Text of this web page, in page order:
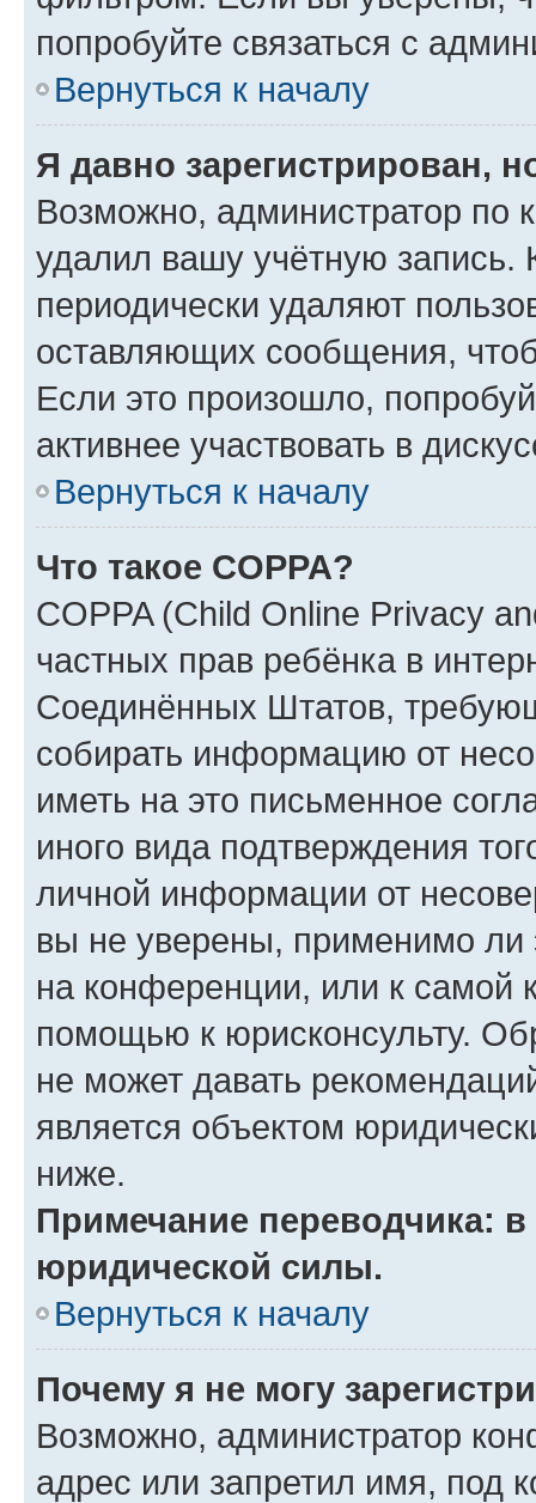
попробуйте связаться с
Вернуться к началу
Я давно зарегистрирован,
Возможно, администратор по
удалил вашу учётную запись.
периодически удаляют
оставляющих сообщения,
Если это произошло,
активнее участвовать в
Вернуться к началу
Что такое COPPA?
COPPA (Child Online Privacy
частных прав ребёнка в
Соединённых Штатов,
собирать информацию от
иметь на это письменное
иного вида подтверждения
личной информации от
вы не уверены, применимо ли
на конференции, или к самой
помощью к юрисконсульту.
не может давать
является объектом
ниже.
Примечание переводчика:
юридической силы.
Вернуться к началу
Почему я не могу
Возможно, администратор
адрес или запретил имя, под